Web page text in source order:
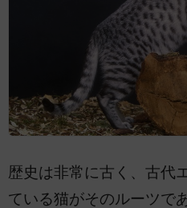
歴史は非常に古く、古代
ている猫がそのルーツで